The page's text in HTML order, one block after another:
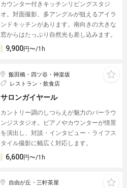
カウンター付きキッチンリビングスタジ
オ。対面撮影、多アングルが狙えるアイラ
ンドキッチンがあります。南向きの大きな
窓からはたっぷり自然光も差し込みます。
9,900円〜/1h
飯田橋・四ツ谷・神楽坂
レストラン・飲食店
サロンガイヤール
カントリー調のしつらえが魅力のバーラウ
ンジスタジオ。ピアノやカウンターが情景
を演出し、対談・インタビュー・ライフス
タイル撮影に幅広く対応します。
6,600円〜/1h
自由が丘・三軒茶屋